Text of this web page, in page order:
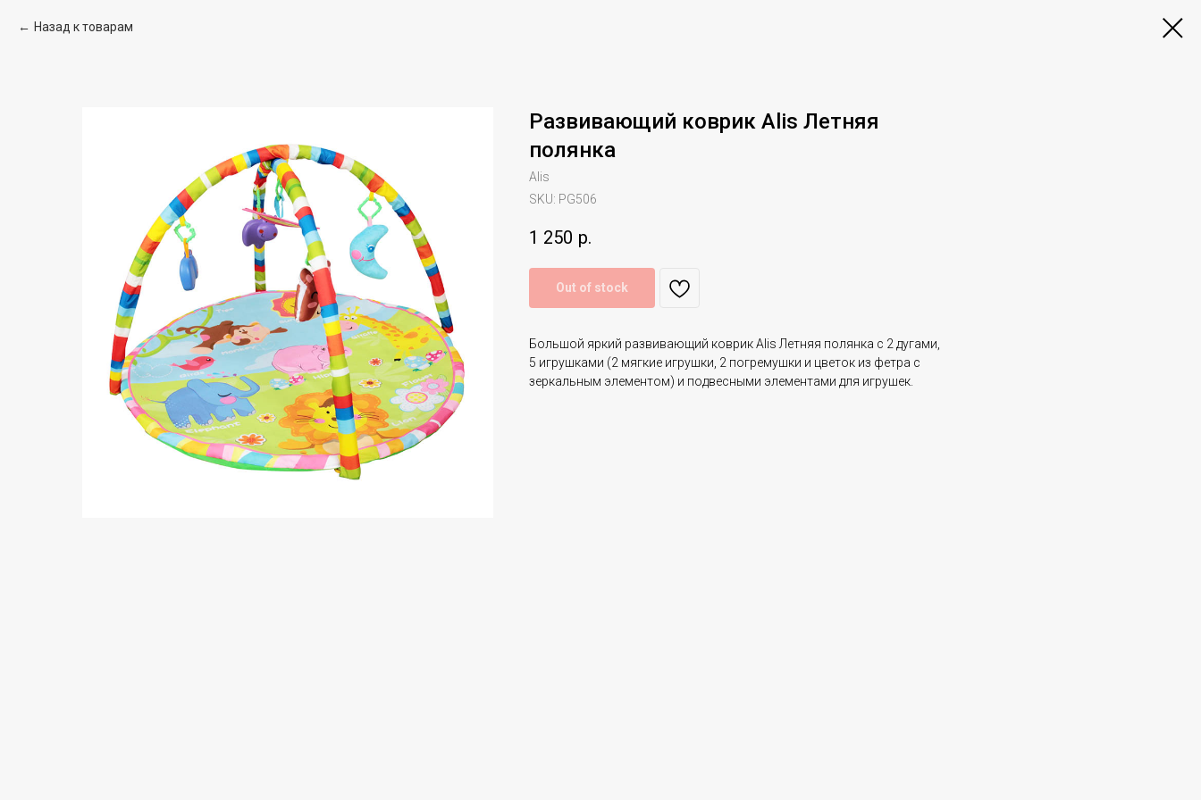
Назад к товарам
Развивающий коврик Alis Летняя
полянка
Alis
SKU: PG506
1 250 р.
Out of stock
Большой яркий развивающий коврик Alis Летняя полянка с 2 дугами,
5 игрушками (2 мягкие игрушки, 2 погремушки и цветок из фетра с
зеркальным элементом) и подвесными элементами для игрушек.